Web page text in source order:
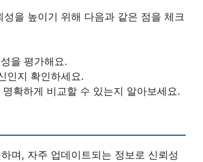
을 높이기 위해 다음과 같은 점을 체크
을 평가해요.
인지 확인하세요.
확하게 비교할 수 있는지 알아보세요.
며, 자주 업데이트되는 정보로 신뢰성